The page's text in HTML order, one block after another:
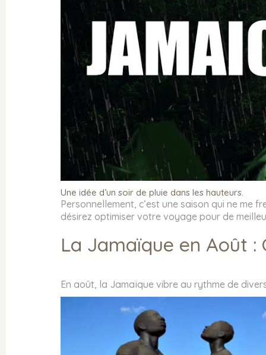
Une idée d’un soir de pluie dans les hauteurs.
Personnellement, c’est une saison qui ne me
désirez optimiser votre voyage pour de
La Jamaïque en Août
En août, la Jamaïque vibre au rythme de